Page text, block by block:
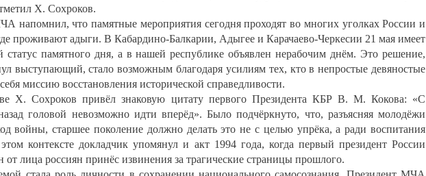
Х. Сохроков.
напомнил, что памятные мероприятия сегодня проходят во многих уголках России и
проживают адыги. В Кабардино-Балкарии, Адыгее и Карачаево-Черкесии 21 мая имеет
статус памятного дня, а в нашей республике объявлен нерабочим днём. Это решение,
выступающий, стало возможным благодаря усилиям тех, кто в непростые девяностые
миссию восстановления исторической справедливости.
Х. Сохроков привёл знаковую цитату первого Президента КБР В. М. Кокова: «С
головой невозможно идти вперёд». Было подчёркнуто, что, разъясняя молодёжи
войны, старшее поколение должно делать это не с целью упрёка, а ради воспитания
контексте докладчик упомянул и акт 1994 года, когда первый президент России
от лица россиян принёс извинения за трагические страницы прошлого.